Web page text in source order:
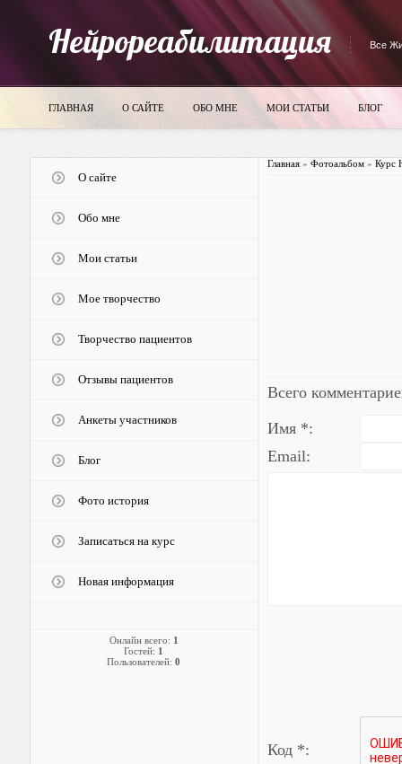
Нейрореабилитация Все
ГЛАВНАЯ О САЙТЕ ОБО МНЕ МОИ СТАТЬИ БЛОГ
О сайте
Обо мне
Мои статьи
Мое творчество
Творчество пациентов
Отзывы пациентов
Анкеты участников
Блог
Фото история
Записаться на курс
Новая информация
Онлайн всего: 1
Гостей: 1
Пользователей: 0
Главная» Фотоальбом» Курс
Всего
Имя *:
Email:
Код *: